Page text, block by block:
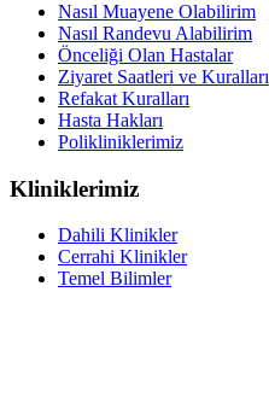
Nasıl Muayene Olabilirim
Nasıl Randevu Alabilirim
Önceliği Olan Hastalar
Ziyaret Saatleri ve Kuralları
Refakat Kuralları
Hasta Hakları
Polikliniklerimiz
Kliniklerimiz
Dahili Klinikler
Cerrahi Klinikler
Temel Bilimler